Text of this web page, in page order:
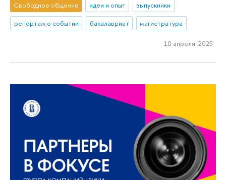
Свободное общение идеи и опыт
выпускники
репортаж о событии
бакалавриат магистратура
10 апреля 2025